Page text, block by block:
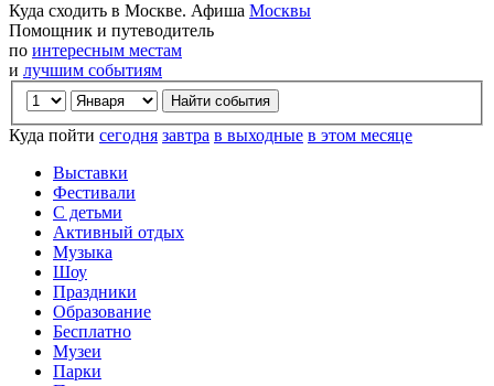
Куда сходить в Москве. Афиша Москвы
Помощник и путеводитель
по интересным местам
и лучшим событиям
Куда пойти сегодня завтра в выходные в этом месяце
Выставки
Фестивали
С детьми
Активный отдых
Музыка
Шоу
Праздники
Образование
Бесплатно
Музеи
Парки